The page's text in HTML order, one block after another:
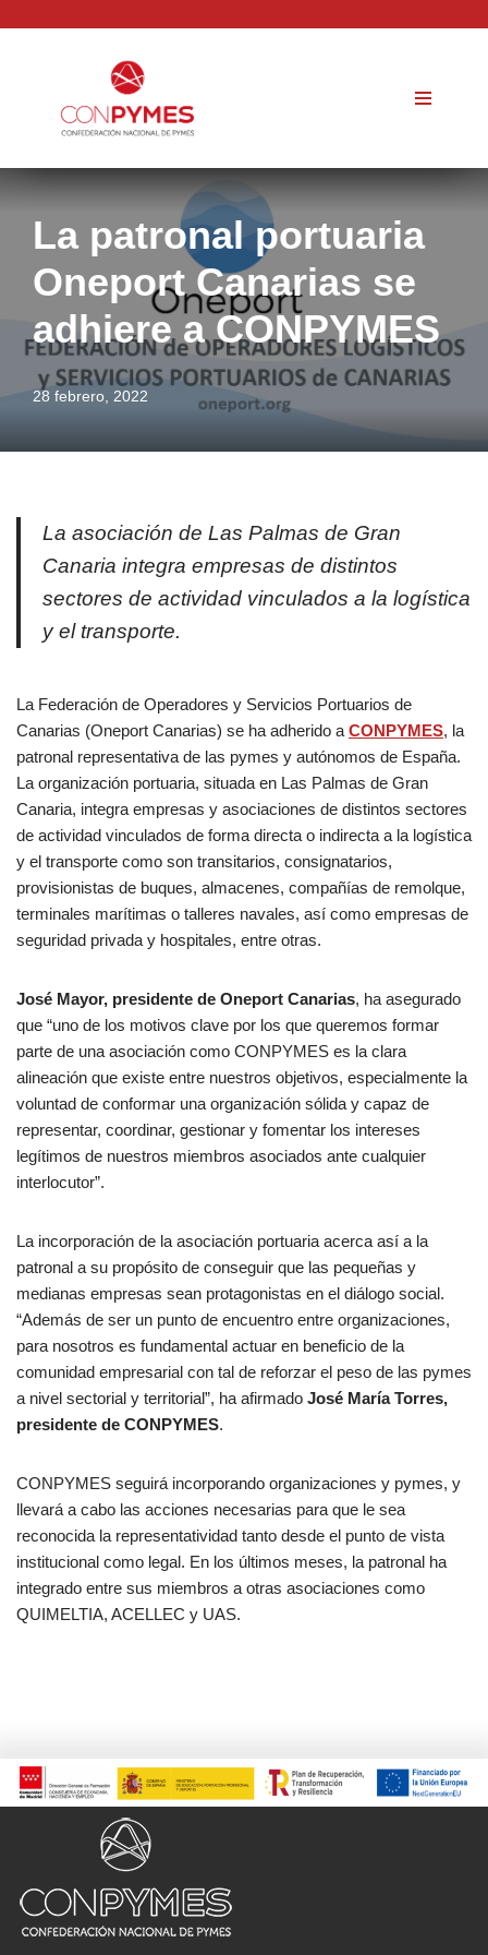
contenido
La patronal portuaria
Oneport Canarias se
adhiere a CONPYMES
28 febrero, 2022
La asociación de Las Palmas de Gran
Canaria integra empresas de distintos
sectores de actividad vinculados a la logística
y el transporte.
La Federación de Operadores y Servicios Portuarios de
Canarias (Oneport Canarias) se ha adherido a CONPYMES, la
patronal representativa de las pymes y autónomos de España.
La organización portuaria, situada en Las Palmas de Gran
Canaria, integra empresas y asociaciones de distintos sectores
de actividad vinculados de forma directa o indirecta a la logística
y el transporte como son transitarios, consignatarios,
provisionistas de buques, almacenes, compañías de remolque,
terminales marítimas o talleres navales, así como empresas de
seguridad privada y hospitales, entre otras.
José Mayor, presidente de Oneport Canarias, ha asegurado
que “uno de los motivos clave por los que queremos formar
parte de una asociación como CONPYMES es la clara
alineación que existe entre nuestros objetivos, especialmente la
voluntad de conformar una organización sólida y capaz de
representar, coordinar, gestionar y fomentar los intereses
legítimos de nuestros miembros asociados ante cualquier
interlocutor”.
La incorporación de la asociación portuaria acerca así a la
patronal a su propósito de conseguir que las pequeñas y
medianas empresas sean protagonistas en el diálogo social.
“Además de ser un punto de encuentro entre organizaciones,
para nosotros es fundamental actuar en beneficio de la
comunidad empresarial con tal de reforzar el peso de las pymes
a nivel sectorial y territorial”, ha afirmado José María Torres,
presidente de CONPYMES.
CONPYMES seguirá incorporando organizaciones y pymes, y
llevará a cabo las acciones necesarias para que le sea
reconocida la representatividad tanto desde el punto de vista
institucional como legal. En los últimos meses, la patronal ha
integrado entre sus miembros a otras asociaciones como
QUIMELTIA, ACELLEC y UAS.